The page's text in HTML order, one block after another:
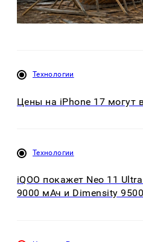
Технологии
Цены на iPhone 17 могут
Технологии
iQOO покажет Neo 11
9000 мАч и Dimensity 9500